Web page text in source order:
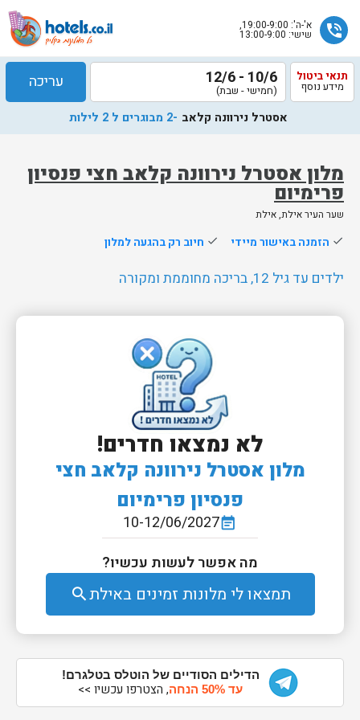
phone_in_talk א'-ה': 19:00-9:00,
שישי: 13:00-9:00
מלון אסטרל נירוונה קלאב חצי פנסיון
פרימיום
שער העיר אילת, אילת
תנאי ביטול
מידע נוסף 10/6 - 12/6
(חמישי - שבת) עריכה
אסטרל נירוונה קלאב -2 מבוגרים ל 2 לילות
done הזמנה באישור מיידי done חיוב רק בהגעה למלון
ילדים עד גיל 12, בריכה מחוממת ומקורה
לא נמצאו חדרים!
מלון אסטרל נירוונה קלאב חצי
פנסיון פרימיום
event_note
10-12/06/2027
מה אפשר לעשות עכשיו?
תמצאו לי מלונות זמינים באילתsearch
הדילים הסודיים של הוטלס בטלגרם!
עד 50% הנחה
, הצטרפו עכשיו >>
שלח
נציג
יחזור
הפעילות